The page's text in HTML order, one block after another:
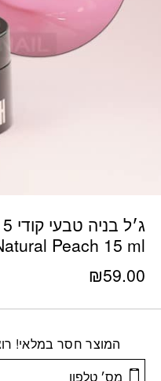
Peach 15 ml
₪59.00
המוצר חסר במלאי!